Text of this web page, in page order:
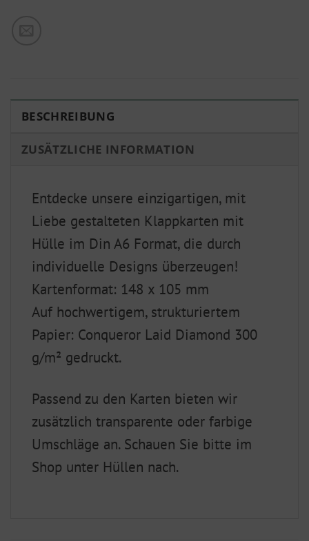
BESCHREIBUNG
ZUSÄTZLICHE INFORMATION
Entdecke unsere einzigartigen, mit
Liebe gestalteten Klappkarten mit
Hülle im Din A6 Format, die durch
individuelle Designs überzeugen!
Kartenformat: 148 x 105 mm
Auf hochwertigem, strukturiertem
Papier: Conqueror Laid Diamond 300
g/m² gedruckt.
Passend zu den Karten bieten wir
zusätzlich transparente oder farbige
Umschläge an. Schauen Sie bitte im
Shop unter Hüllen nach.